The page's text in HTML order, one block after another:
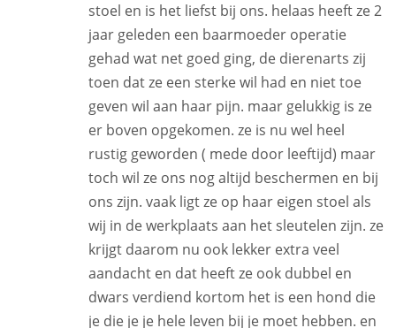
stoel en is het liefst bij ons. helaas heeft ze 2
jaar geleden een baarmoeder operatie
gehad wat net goed ging, de dierenarts zij
toen dat ze een sterke wil had en niet toe
geven wil aan haar pijn. maar gelukkig is ze
er boven opgekomen. ze is nu wel heel
rustig geworden ( mede door leeftijd) maar
toch wil ze ons nog altijd beschermen en bij
ons zijn. vaak ligt ze op haar eigen stoel als
wij in de werkplaats aan het sleutelen zijn. ze
krijgt daarom nu ook lekker extra veel
aandacht en dat heeft ze ook dubbel en
dwars verdiend kortom het is een hond die
je die je je hele leven bij je moet hebben. en